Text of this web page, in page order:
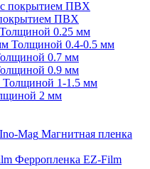
ПВХ
Толщиной 0.25 мм
Толщиной 0.4-0.5 мм
0.7 мм
0.9 мм
Толщиной 1-1.5 мм
2 мм
Магнитная пленка
Ферропленка EZ-Film